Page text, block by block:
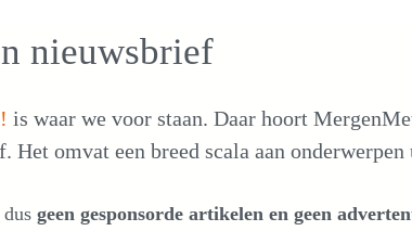
nieuwsbrief
is waar we voor staan. Daar hoort
Het omvat een breed scala aan
dus geen gesponsorde artikelen en geen